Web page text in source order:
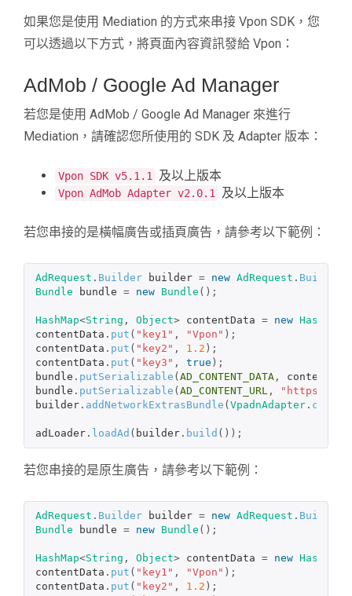
如果您是使用 Mediation 的方式來串接 Vpon SDK，您
可以透過以下方式，將頁面內容資訊發給 Vpon：
AdMob / Google Ad Manager
若您是使用 AdMob / Google Ad Manager 來進行
Mediation，請確認您所使用的 SDK 及 Adapter 版本：
Vpon SDK v5.1.1 及以上版本
Vpon AdMob Adapter v2.0.1 及以上版本
若您串接的是橫幅廣告或插頁廣告，請參考以下範例：
AdRequest . Builder builder = new AdRequest . Builder
Bundle
bundle = new Bundle ();
HashMap<String , Object> contentData = new HashMap
contentData . put ( "key1" , "Vpon" );
contentData . put ( "key2" , 1.2 );
contentData . put ( "key3" , true );
bundle . putSerializable ( AD_CONTENT_DATA ,
bundle . putSerializable ( AD_CONTENT_URL ,
"https://
builder . addNetworkExtrasBundle ( VpadnAdapter . class
adLoader . loadAd ( builder . build ());
若您串接的是原生廣告，請參考以下範例：
AdRequest . Builder builder = new AdRequest . Builder
Bundle
bundle = new Bundle ();
HashMap<String , Object> contentData = new HashMap
contentData . put ( "key1" , "Vpon" );
contentData . put ( "key2" , 1.2 );